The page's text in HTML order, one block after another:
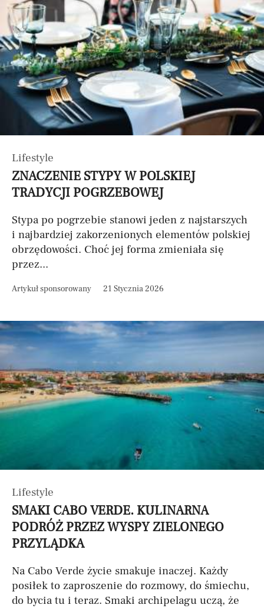
Lifestyle
ZNACZENIE STYPY W POLSKIEJ
TRADYCJI POGRZEBOWEJ
Stypa po pogrzebie stanowi jeden z najstarszych
i najbardziej zakorzenionych elementów polskiej
obrzędowości. Choć jej forma zmieniała się
przez...
Artykuł sponsorowany 21 Stycznia 2026
Lifestyle
SMAKI CABO VERDE. KULINARNA
PODRÓŻ PRZEZ WYSPY ZIELONEGO
PRZYLĄDKA
Na Cabo Verde życie smakuje inaczej. Każdy
posiłek to zaproszenie do rozmowy, do śmiechu,
do bycia tu i teraz. Smaki archipelagu uczą, że